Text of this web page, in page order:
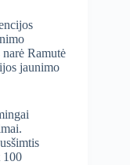
Ramutė
jaunimo
100